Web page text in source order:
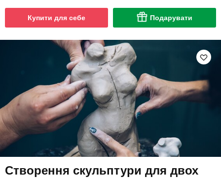
Купити для себе Подарувати
Створення скульптури для двох